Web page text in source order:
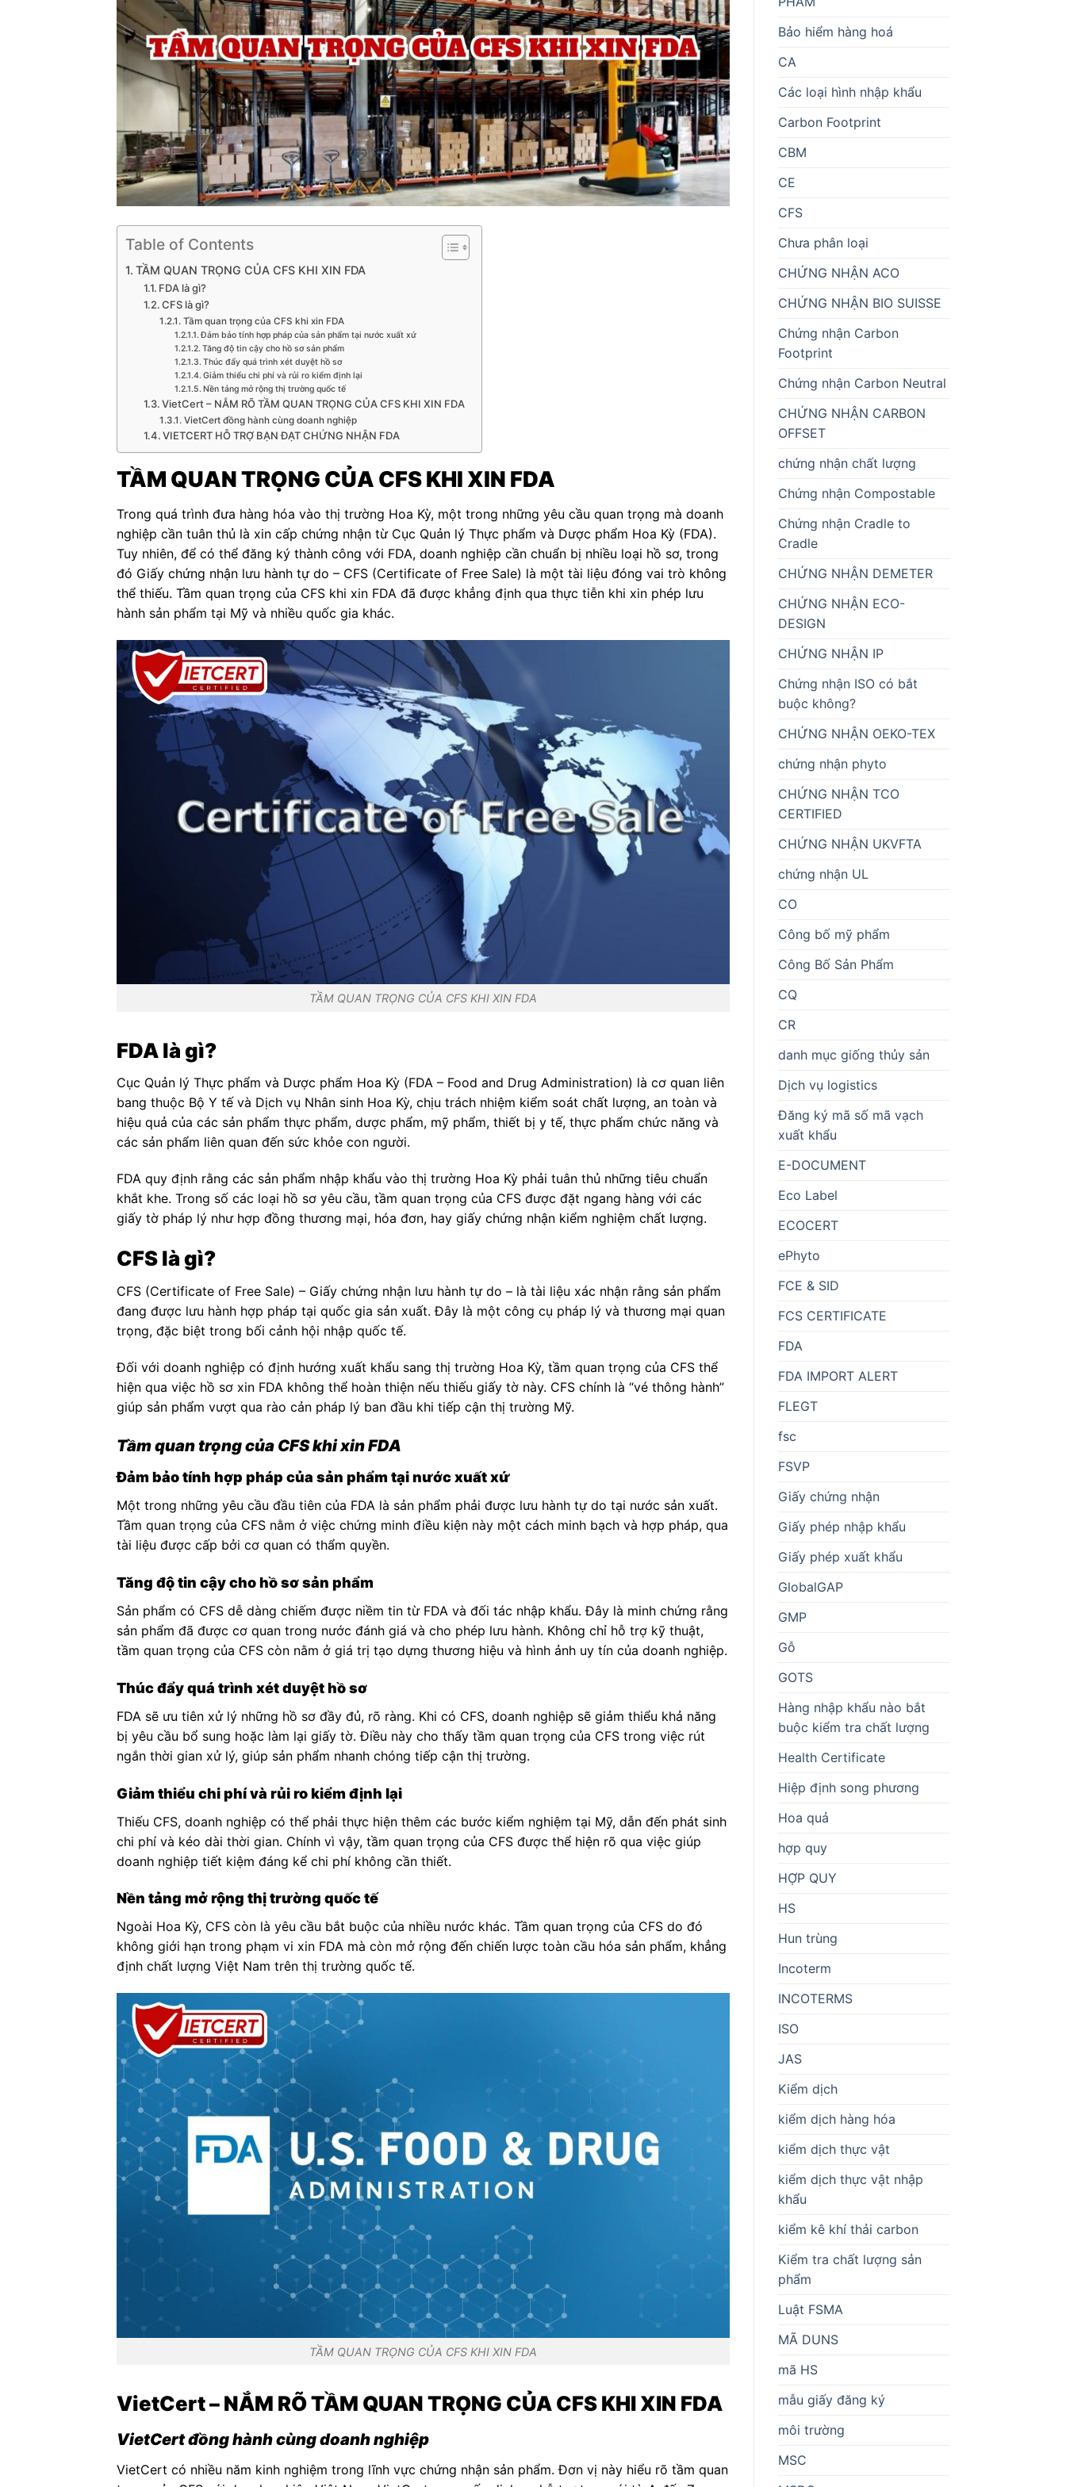
Table of Contents
TẦM QUAN TRỌNG CỦA CFS KHI XIN FDA
FDA là gì?
CFS là gì?
Tầm quan trọng của CFS khi xin FDA
Đảm bảo tính hợp pháp của sản phẩm tại nước xuất xứ
Tăng độ tin cậy cho hồ sơ sản phẩm
Thúc đẩy quá trình xét duyệt hồ sơ
Giảm thiểu chi phí và rủi ro kiểm định lại
Nền tảng mở rộng thị trường quốc tế
VietCert – NẮM RÕ TẦM QUAN TRỌNG CỦA CFS KHI XIN FDA
VietCert đồng hành cùng doanh nghiệp
VIETCERT HỖ TRỢ BẠN ĐẠT CHỨNG NHẬN FDA
TẦM QUAN TRỌNG CỦA CFS KHI XIN FDA
Trong quá trình đưa hàng hóa vào thị trường Hoa Kỳ, một trong những yêu cầu quan trọng mà doanh
nghiệp cần tuân thủ là xin cấp chứng nhận từ Cục Quản lý Thực phẩm và Dược phẩm Hoa Kỳ (FDA).
Tuy nhiên, để có thể đăng ký thành công với FDA, doanh nghiệp cần chuẩn bị nhiều loại hồ sơ, trong
đó Giấy chứng nhận lưu hành tự do – CFS (Certificate of Free Sale) là một tài liệu đóng vai trò không
thể thiếu. Tầm quan trọng của CFS khi xin FDA đã được khẳng định qua thực tiễn khi xin phép lưu
hành sản phẩm tại Mỹ và nhiều quốc gia khác.
TẦM QUAN TRỌNG CỦA CFS KHI XIN FDA
FDA là gì?
Cục Quản lý Thực phẩm và Dược phẩm Hoa Kỳ (FDA – Food and Drug Administration) là cơ quan liên
bang thuộc Bộ Y tế và Dịch vụ Nhân sinh Hoa Kỳ, chịu trách nhiệm kiểm soát chất lượng, an toàn và
hiệu quả của các sản phẩm thực phẩm, dược phẩm, mỹ phẩm, thiết bị y tế, thực phẩm chức năng và
các sản phẩm liên quan đến sức khỏe con người.
FDA quy định rằng các sản phẩm nhập khẩu vào thị trường Hoa Kỳ phải tuân thủ những tiêu chuẩn
khắt khe. Trong số các loại hồ sơ yêu cầu, tầm quan trọng của CFS được đặt ngang hàng với các
giấy tờ pháp lý như hợp đồng thương mại, hóa đơn, hay giấy chứng nhận kiểm nghiệm chất lượng.
CFS là gì?
CFS (Certificate of Free Sale) – Giấy chứng nhận lưu hành tự do – là tài liệu xác nhận rằng sản phẩm
đang được lưu hành hợp pháp tại quốc gia sản xuất. Đây là một công cụ pháp lý và thương mại quan
trọng, đặc biệt trong bối cảnh hội nhập quốc tế.
Đối với doanh nghiệp có định hướng xuất khẩu sang thị trường Hoa Kỳ, tầm quan trọng của CFS thể
hiện qua việc hồ sơ xin FDA không thể hoàn thiện nếu thiếu giấy tờ này. CFS chính là “vé thông hành”
giúp sản phẩm vượt qua rào cản pháp lý ban đầu khi tiếp cận thị trường Mỹ.
Tầm quan trọng của CFS khi xin FDA
Đảm bảo tính hợp pháp của sản phẩm tại nước xuất xứ
Một trong những yêu cầu đầu tiên của FDA là sản phẩm phải được lưu hành tự do tại nước sản xuất.
Tầm quan trọng của CFS nằm ở việc chứng minh điều kiện này một cách minh bạch và hợp pháp, qua
tài liệu được cấp bởi cơ quan có thẩm quyền.
Tăng độ tin cậy cho hồ sơ sản phẩm
Sản phẩm có CFS dễ dàng chiếm được niềm tin từ FDA và đối tác nhập khẩu. Đây là minh chứng rằng
sản phẩm đã được cơ quan trong nước đánh giá và cho phép lưu hành. Không chỉ hỗ trợ kỹ thuật,
tầm quan trọng của CFS còn nằm ở giá trị tạo dựng thương hiệu và hình ảnh uy tín của doanh nghiệp.
Thúc đẩy quá trình xét duyệt hồ sơ
FDA sẽ ưu tiên xử lý những hồ sơ đầy đủ, rõ ràng. Khi có CFS, doanh nghiệp sẽ giảm thiểu khả năng
bị yêu cầu bổ sung hoặc làm lại giấy tờ. Điều này cho thấy tầm quan trọng của CFS trong việc rút
ngắn thời gian xử lý, giúp sản phẩm nhanh chóng tiếp cận thị trường.
Giảm thiểu chi phí và rủi ro kiểm định lại
Thiếu CFS, doanh nghiệp có thể phải thực hiện thêm các bước kiểm nghiệm tại Mỹ, dẫn đến phát sinh
chi phí và kéo dài thời gian. Chính vì vậy, tầm quan trọng của CFS được thể hiện rõ qua việc giúp
doanh nghiệp tiết kiệm đáng kể chi phí không cần thiết.
Nền tảng mở rộng thị trường quốc tế
Ngoài Hoa Kỳ, CFS còn là yêu cầu bắt buộc của nhiều nước khác. Tầm quan trọng của CFS do đó
không giới hạn trong phạm vi xin FDA mà còn mở rộng đến chiến lược toàn cầu hóa sản phẩm, khẳng
định chất lượng Việt Nam trên thị trường quốc tế.
TẦM QUAN TRỌNG CỦA CFS KHI XIN FDA
VietCert – NẮM RÕ TẦM QUAN TRỌNG CỦA CFS KHI XIN FDA
VietCert đồng hành cùng doanh nghiệp
VietCert có nhiều năm kinh nghiệm trong lĩnh vực chứng nhận sản phẩm. Đơn vị này hiểu rõ tầm quan
Bảo hiểm hàng hoá
CA
Các loại hình nhập khẩu
Carbon Footprint
CBM
CE
CFS
Chưa phân loại
CHỨNG NHẬN ACO
CHỨNG NHẬN BIO SUISSE
Chứng nhận Carbon
Footprint
Chứng nhận Carbon Neutral
CHỨNG NHẬN CARBON
OFFSET
chứng nhận chất lượng
Chứng nhận Compostable
Chứng nhận Cradle to
Cradle
CHỨNG NHẬN DEMETER
CHỨNG NHẬN ECO-
DESIGN
CHỨNG NHẬN IP
Chứng nhận ISO có bắt
buộc không?
CHỨNG NHẬN OEKO-TEX
chứng nhận phyto
CHỨNG NHẬN TCO
CERTIFIED
CHỨNG NHẬN UKVFTA
chứng nhận UL
CO
Công bố mỹ phẩm
Công Bố Sản Phẩm
CQ
CR
danh mục giống thủy sản
Dịch vụ logistics
Đăng ký mã số mã vạch
xuất khẩu
E-DOCUMENT
Eco Label
ECOCERT
ePhyto
FCE & SID
FCS CERTIFICATE
FDA
FDA IMPORT ALERT
FLEGT
fsc
FSVP
Giấy chứng nhận
Giấy phép nhập khẩu
Giấy phép xuất khẩu
GlobalGAP
GMP
Gỗ
GOTS
Hàng nhập khẩu nào bắt
buộc kiểm tra chất lượng
Health Certificate
Hiệp định song phương
Hoa quả
hợp quy
HỢP QUY
HS
Hun trùng
Incoterm
INCOTERMS
ISO
JAS
Kiểm dịch
kiểm dịch hàng hóa
kiểm dịch thực vật
kiểm dịch thực vật nhập
khẩu
kiểm kê khí thải carbon
Kiểm tra chất lượng sản
phẩm
Luật FSMA
MÃ DUNS
mã HS
mẫu giấy đăng ký
môi trường
MSC